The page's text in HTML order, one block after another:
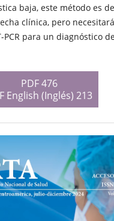
baja, este método es
clínica, pero necesitará
PCR para un diagnóstico
PDF 476
English (Inglés) 213